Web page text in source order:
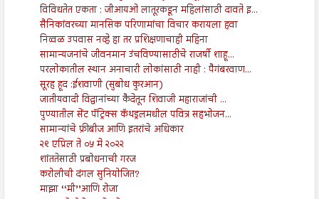
विविधतेत एकता : जीआयओ लातूरकडून महिलांसाठी दावते इ...
सैनिकांवरच्या मानसिक परिणामांचा विचार करायला हवा
निव्वळ उपवास नव्हे हा तर प्रशिक्षणाचाही महिना
सामान्यजनांचे जीवनमान उंचविण्यासाठीचे राजर्षी शाहू...
परलोकातील स्थान अनाचारी लोकांसाठी नाही : पैगंबरवाण...
सूरह हूद :ईशवाणी (सुबोध कुरआन)
जातीयवादी विद्वानांच्या कैदेतून शिवाजी महाराजांची ...
पुण्यातील सेंट पॅट्रिक्स कॅथड्रलमधील पवित्र सहभोजन...
सामान्यांचे फ्रीबीज आणि इतरांचे अधिकार
२९ एप्रिल ते ०५ मे २०२२
शांततेसाठी प्रबोधनाची गरज
करोलीची दंगल सुनियोजित?
माझा ‘‘मी’’आणि रोजा